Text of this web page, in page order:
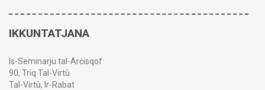
IKKUNTATJANA
Is-Seminarju tal-Arċisqof
90, Triq Tal-Virtù
Tal-Virtù, Ir-Rabat